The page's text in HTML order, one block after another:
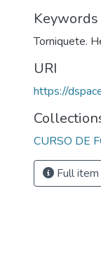
Keywords
Torniquete.
URI
https://
CURSO DE
Full